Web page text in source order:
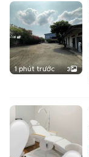
1 phút trước 3